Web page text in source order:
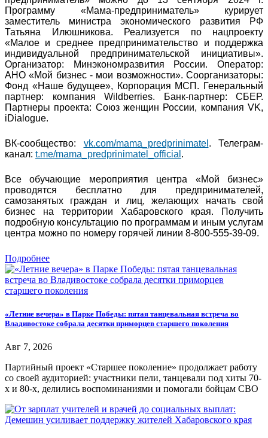
Программу «Мама-предприниматель» курирует
заместитель министра экономического развития РФ
Татьяна Илюшникова. Реализуется по нацпроекту
«Малое и среднее предпринимательство и поддержка
индивидуальной предпринимательской инициативы».
Организатор: Минэкономразвития России. Оператор:
АНО «Мой бизнес - мои возможности». Соорганизаторы:
Фонд «Наше будущее», Корпорация МСП. Генеральный
партнер: компания Wildberries. Банк-партнер: СБЕР.
Партнеры проекта: Союз женщин России, компания VK,
iDialogue.
ВК-сообщество: vk.com/mama_predprinimatel . Телеграм-
канал: t.me/mama_predprinimatel_official .
Все обучающие мероприятия центра «Мой бизнес»
проводятся бесплатно для предпринимателей,
самозанятых граждан и лиц, желающих начать свой
бизнес на территории Хабаровского края. Получить
подробную консультацию по программам и иным услугам
центра можно по номеру горячей линии 8-800-555-39-09.
Подробнее
«Летние вечера» в Парке Победы: пятая танцевальная встреча во
Владивостоке собрала десятки приморцев старшего поколения
Авг 7, 2026
Партийный проект «Старшее поколение» продолжает работу
со своей аудиторией: участники пели, танцевали под хиты 70-
х и 80-х, делились воспоминаниями и помогали бойцам СВО